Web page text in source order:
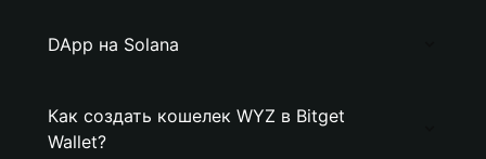
DApp на Solana
Как создать кошелек WYZ в Bitget
Wallet?